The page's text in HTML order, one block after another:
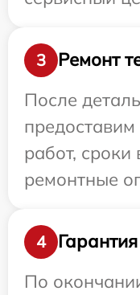
3
Ремонт
После
работ,
ремонтные
4
Гарантия
По